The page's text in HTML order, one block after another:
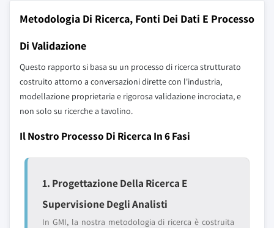
Metodologia Di Ricerca, Fonti Dei Dati E Processo
Di Validazione
Questo rapporto si basa su un processo di ricerca strutturato
costruito attorno a conversazioni dirette con l'industria,
modellazione proprietaria e rigorosa validazione incrociata, e
non solo su ricerche a tavolino.
Il Nostro Processo Di Ricerca In 6 Fasi
1. Progettazione Della Ricerca E
Supervisione Degli Analisti
In GMI, la nostra metodologia di ricerca è costruita